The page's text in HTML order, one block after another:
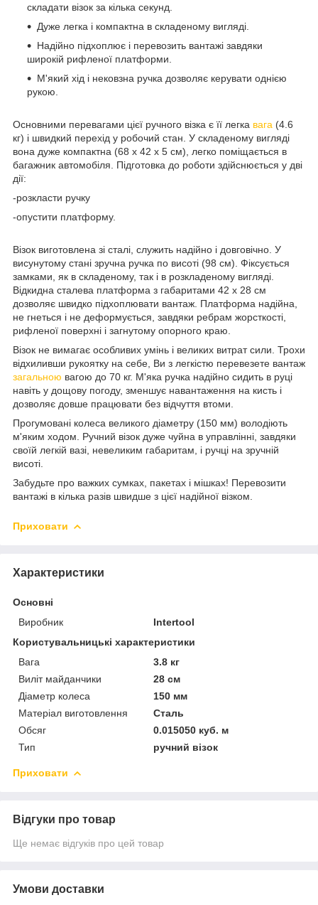
складати візок за кілька секунд.
Дуже легка і компактна в складеному вигляді.
Надійно підхоплює і перевозить вантажі завдяки
широкій рифленої платформи.
М'який хід і нековзна ручка дозволяє керувати однією
рукою.
Основними перевагами цієї ручного візка є її легка вага (4.6
кг) і швидкий перехід у робочий стан. У складеному вигляді
вона дуже компактна (68 х 42 х 5 см), легко поміщається в
багажник автомобіля. Підготовка до роботи здійснюється у дві
дії:
-розкласти ручку
-опустити платформу.
Візок виготовлена зі сталі, служить надійно і довговічно. У
висунутому стані зручна ручка по висоті (98 см). Фіксується
замками, як в складеному, так і в розкладеному вигляді.
Відкидна сталева платформа з габаритами 42 х 28 см
дозволяє швидко підхоплювати вантаж. Платформа надійна,
не гнеться і не деформується, завдяки ребрам жорсткості,
рифленої поверхні і загнутому опорного краю.
Візок не вимагає особливих умінь і великих витрат сили. Трохи
відхиливши рукоятку на себе, Ви з легкістю перевезете вантаж
загальною вагою до 70 кг. М'яка ручка надійно сидить в руці
навіть у дощову погоду, зменшує навантаження на кисть і
дозволяє довше працювати без відчуття втоми.
Прогумовані колеса великого діаметру (150 мм) володіють
м'яким ходом. Ручний візок дуже чуйна в управлінні, завдяки
своїй легкій вазі, невеликим габаритам, і ручці на зручній
висоті.
Забудьте про важких сумках, пакетах і мішках! Перевозити
вантажі в кілька разів швидше з цієї надійної візком.
Приховати
Характеристики
Основні
Виробник
Intertool
Користувальницькі характеристики
Вага
3.8 кг
Виліт майданчики
28 см
Діаметр колеса
150 мм
Матеріал виготовлення
Сталь
Обсяг
0.015050 куб. м
Тип
ручний візок
Приховати
Відгуки про товар
Ще немає відгуків про цей товар
Умови доставки